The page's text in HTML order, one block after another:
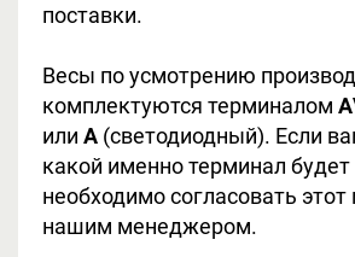
поставки.
Весы по усмотрению
комплектуются терминалом
или A (светодиодный). Если
какой именно терминал
необходимо согласовать
нашим менеджером.